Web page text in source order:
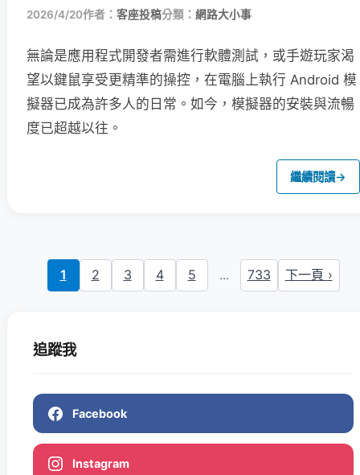
2026/4/20作者： 客座投稿分類： 網路大小事
無論是應用程式開發者需進行軟體測試，或手遊玩家渴
望以鍵鼠享受更精準的操控，在電腦上執行 Android 模
擬器已成為許多人的日常。如今，模擬器的安裝與流暢
度已超越以往。
繼續閱讀→
1 2 3 4 5 ... 733 下一頁 ›
追蹤我
Facebook
Instagram